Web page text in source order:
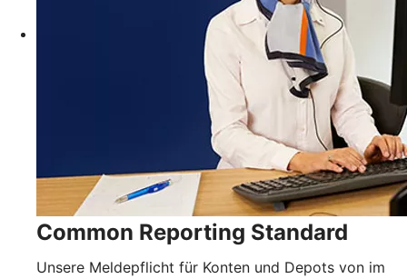
Common Reporting Standard
Unsere Meldepflicht für Konten und Depots von im